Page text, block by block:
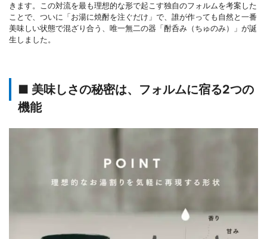
きます。この対流を最も理想的な形で起こす独自のフォルムを考案した
ことで、ついに「お湯に焼酎を注ぐだけ」で、誰が作っても自然と一番
美味しい状態で混ざり合う、唯一無二の器「酎呑み（ちゅのみ）」が誕
生しました。
■ 美味しさの秘密は、フォルムに宿る2つの
機能